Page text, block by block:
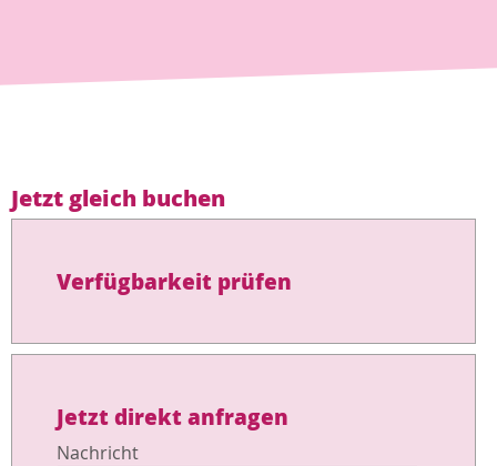
Jetzt gleich buchen
Verfügbarkeit prüfen
Jetzt direkt anfragen
Nachricht